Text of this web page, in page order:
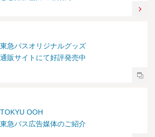
東急バスオリジナルグッズ
通販サイトにて好評発売中
TOKYU OOH
東急バス広告媒体のご紹介